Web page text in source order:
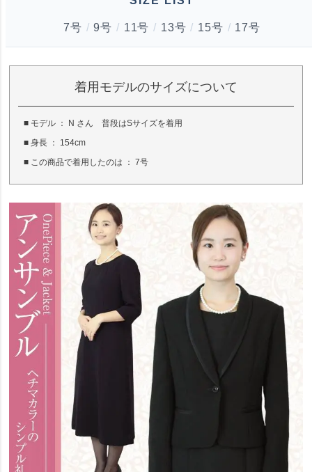
7号 / 9号 / 11号 / 13号 / 15号 / 17号
着用モデルのサイズについて
■ モデル ： N さん 普段はSサイズを着用
■ 身長 ： 154cm
■ この商品で着用したのは ： 7号